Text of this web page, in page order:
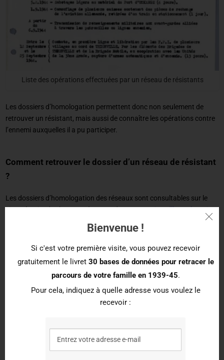
Liste des opérations effectuées par un réseau de résistants
Les dossiers d’homologation permettent donc non seulement de
retrouver un résistant, mais aussi de connaître les opérations contre
l’ennemi auxquelles il a pu participer.
Comment retrouver le dossier d’un réseau de résistant
?
Les dossiers d’homologation des réseaux sont consultables sur le
site Mémoire des hommes à cette adresse :Dossiers d’homologation
colonne à gauche, puis sélectionner le réseau dont on veut consulter
le dossier.
Il est à noter que ces dossiers ne sont pas encore indexés. Si vous ne
savez pas précisément à quel réseau un résistant appartenait, il
Néanmoins, Geneanet a récemment lancé un
ces dossiers d’homologation. Il sera donc bientôt possible de
Bienvenue !
Si c'est votre première visite, vous pouvez recevoir
gratuitement le livret 30 bases de données pour retracer le
parcours de votre famille en 1939-45.
Pour cela, indiquez à quelle adresse vous voulez le
recevoir :